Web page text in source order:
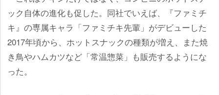
ック自体の進化も促した。同社でいえば、『ファミチ
キ』の専属キャラ「ファミチキ先輩」がデビューした
2017年頃から、ホットスナックの種類が増え、また焼
き鳥やハムカツなど「常温惣菜」も販売するようにな
った。